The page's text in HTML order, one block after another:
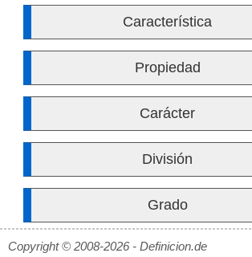
Característica
Propiedad
Carácter
División
Grado
Copyright © 2008-2026 - Definicion.de